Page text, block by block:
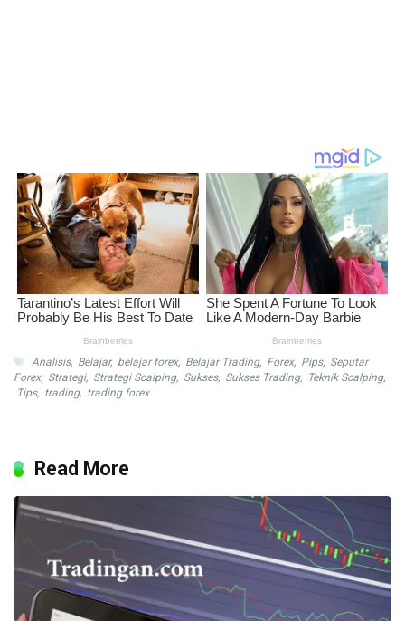
Analisis, Belajar, belajar forex, Belajar Trading, Forex, Pips, Seputar
Forex, Strategi, Strategi Scalping, Sukses, Sukses Trading, Teknik Scalping,
Tips, trading, trading forex
Read More